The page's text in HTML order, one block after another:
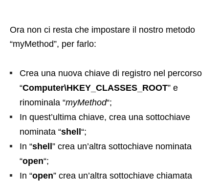
Ora non ci resta che impostare il nostro metodo
“myMethod”, per farlo:
Crea una nuova chiave di registro nel percorso
“Computer\HKEY_CLASSES_ROOT” e
rinominala “myMethod“;
In quest’ultima chiave, crea una sottochiave
nominata “shell“;
In “shell” crea un’altra sottochiave nominata
“open“;
In “open” crea un’altra sottochiave chiamata